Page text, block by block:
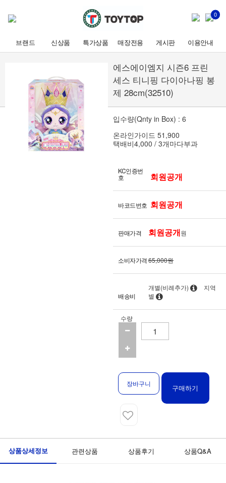
0
브랜드 신상품 특가상품 매장전용 게시판 이용안내
에스에이엠지 시즌6 프린
세스 티니핑 다이아나핑 봉
제 28cm(32510)
입수량(Qnty in Box) : 6
온라인가이드 51,900
택배비4,000 / 3개마다부과
KC인증번
호 회원공개
바코드번호 회원공개
판매가격 회원공개원
소비자가격65,000원
배송비
개별(비례추가)
지역
별
수량
장바구니 구매하기
상품상세정보 관련상품 상품후기 상품Q&A